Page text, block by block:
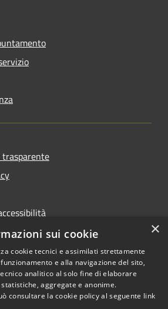
Copyright © 2026 • Comune di
×
sui cookie
cookie tecnici e assimilati strettamente
e alla navigazione del sito,
analitico al solo fine di elaborare
aggregate e anonime.
consultare la cookie policy al seguente link